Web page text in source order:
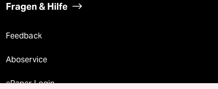
Fragen & Hilfe
Feedback
Aboservice
ePaper Login